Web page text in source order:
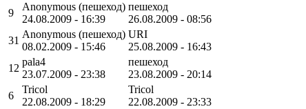
9
Anonymous (пешеход)
24.08.2009 - 16:39
пешеход
26.08.2009 - 08:56
31
Anonymous (пешеход)
08.02.2009 - 15:46
URI
25.08.2009 - 16:43
12
pala4
23.07.2009 - 23:38
пешеход
23.08.2009 - 20:14
6
Tricol
22.08.2009 - 18:29
Tricol
22.08.2009 - 23:33